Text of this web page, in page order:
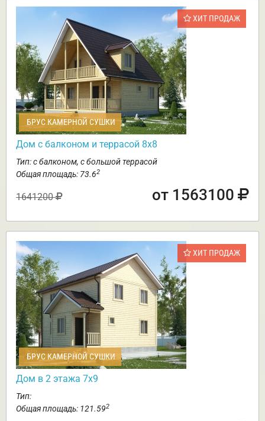
ХИТ ПРОДАЖ
БРУС КАМЕРНОЙ СУШКИ
Дом с балконом и террасой 8х8
Тип: с балконом, с большой террасой
Общая площадь: 73.62
1641200 от 1563100
ХИТ ПРОДАЖ
БРУС КАМЕРНОЙ СУШКИ
Дом в 2 этажа 7х9
Тип:
Общая площадь: 121.592